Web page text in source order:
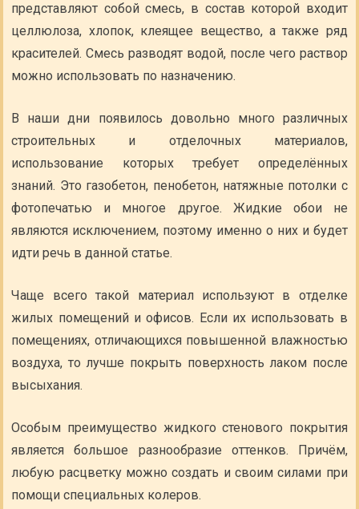
представляют собой смесь, в состав которой входит
целлюлоза, хлопок, клеящее вещество, а также ряд
красителей. Смесь разводят водой, после чего раствор
можно использовать по назначению.
В наши дни появилось довольно много различных
строительных и отделочных материалов,
использование которых требует определённых
знаний. Это газобетон, пенобетон, натяжные потолки с
фотопечатью и многое другое. Жидкие обои не
являются исключением, поэтому именно о них и будет
идти речь в данной статье.
Чаще всего такой материал используют в отделке
жилых помещений и офисов. Если их использовать в
помещениях, отличающихся повышенной влажностью
воздуха, то лучше покрыть поверхность лаком после
высыхания.
Особым преимущество жидкого стенового покрытия
является большое разнообразие оттенков. Причём,
любую расцветку можно создать и своим силами при
помощи специальных колеров.